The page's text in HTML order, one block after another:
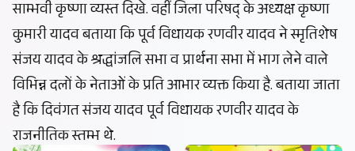
साम्भवी कृष्णा व्यस्त दिखे. वहीं जिला परिषद् के अध्यक्ष कृष्णा
कुमारी यादव बताया कि पूर्व विधायक रणवीर यादव ने स्मृतिशेष
संजय यादव के श्रद्धांजलि सभा व प्रार्थना सभा में भाग लेने वाले
विभिन्न दलों के नेताओं के प्रति आभार व्यक्त किया है. बताया जाता
है कि दिवंगत संजय यादव पूर्व विधायक रणवीर यादव के
राजनीतिक स्तम्भ थे.